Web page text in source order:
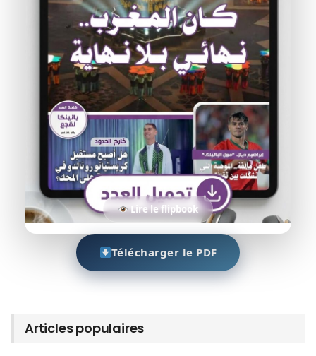
Lire le flipbook
Télécharger le PDF
Articles populaires